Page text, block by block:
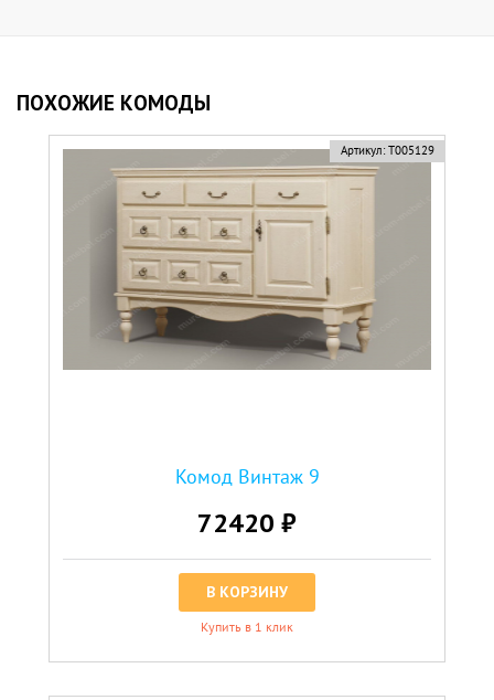
ПОХОЖИЕ КОМОДЫ
Артикул: Т005129
Комод Винтаж 9
72420 ₽
В КОРЗИНУ
Купить в 1 клик